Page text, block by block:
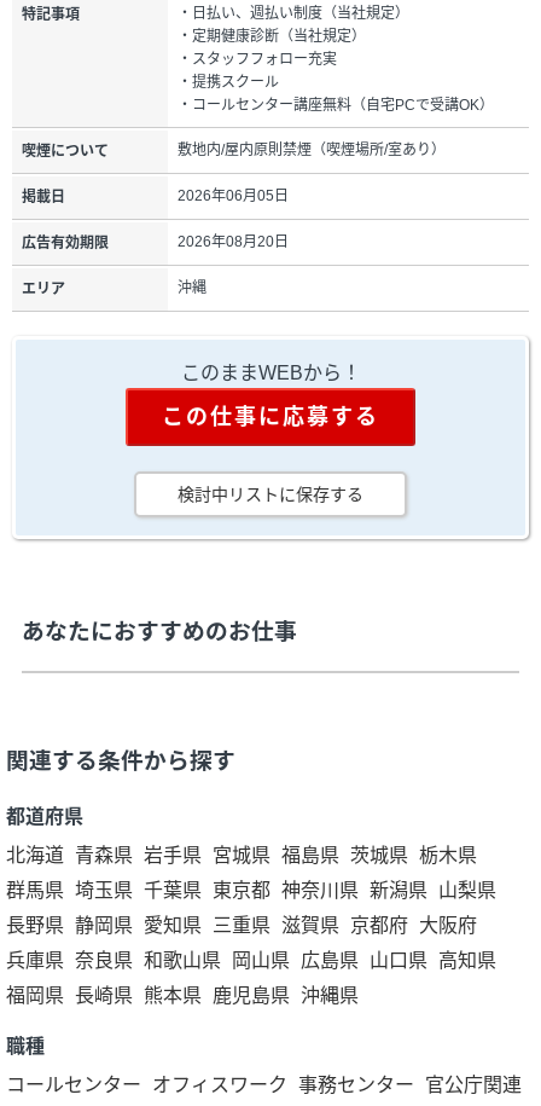
特記事項
・日払い、週払い制度（当社規定）
・定期健康診断（当社規定）
・スタッフフォロー充実
・提携スクール
・コールセンター講座無料（自宅PCで受講OK）
喫煙について 敷地内/屋内原則禁煙（喫煙場所/室あり）
掲載日 2026年06月05日
広告有効期限 2026年08月20日
エリア 沖縄
このままWEBから！
この仕事に応募する
検討中リストに保存する
あなたにおすすめのお仕事
関連する条件から探す
都道府県
北海道 青森県 岩手県 宮城県 福島県 茨城県 栃木県
群馬県 埼玉県 千葉県 東京都 神奈川県 新潟県 山梨県
長野県 静岡県 愛知県 三重県 滋賀県 京都府 大阪府
兵庫県 奈良県 和歌山県 岡山県 広島県 山口県 高知県
福岡県 長崎県 熊本県 鹿児島県 沖縄県
職種
コールセンター
オフィスワーク 事務センター 官公庁関連